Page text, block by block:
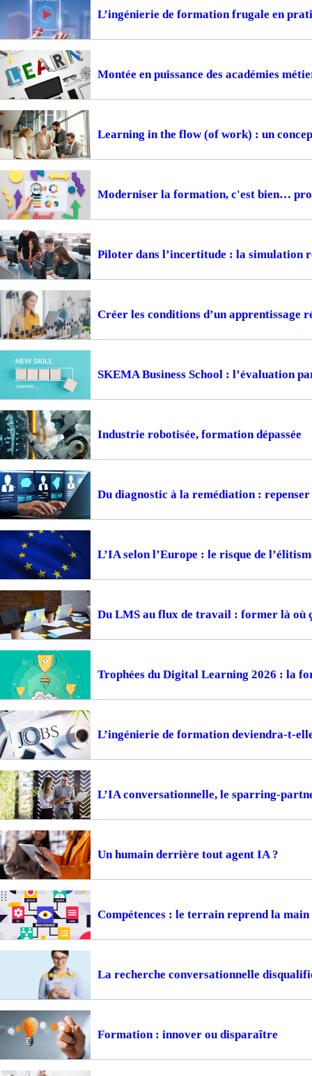
L’ingénierie de formation frugale en
Montée en puissance des académies
Learning in the flow (of work) : un
Moderniser la formation, c'est bien…
Piloter dans l’incertitude : la simulation
Créer les conditions d’un apprentissage
SKEMA Business School : l’évaluation
Industrie robotisée, formation dépassée
Du diagnostic à la remédiation :
L’IA selon l’Europe : le risque de
Du LMS au flux de travail : former là où
Trophées du Digital Learning 2026 : la
L’ingénierie de formation deviendra-t-
L’IA conversationnelle, le sparring-
Un humain derrière tout agent IA ?
Compétences : le terrain reprend la main
La recherche conversationnelle
Formation : innover ou disparaître